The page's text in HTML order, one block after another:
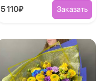
5 110₽ Заказать